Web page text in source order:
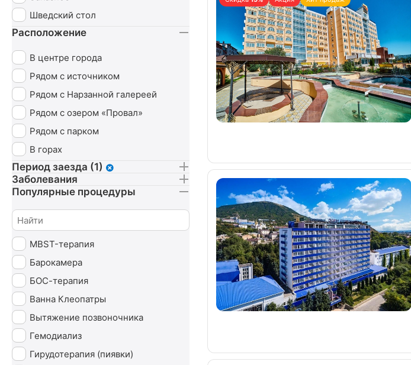
Шведский стол
Расположение
В центре города
Рядом с источником
Рядом с Нарзанной галереей
Рядом с озером «Провал»
Рядом с парком
В горах
Период заезда (1)
Заболевания
Популярные процедуры
MBST-терапия
Барокамера
БОС-терапия
Ванна Клеопатры
Вытяжение позвоночника
Гемодиализ
Гирудотерапия (пиявки)